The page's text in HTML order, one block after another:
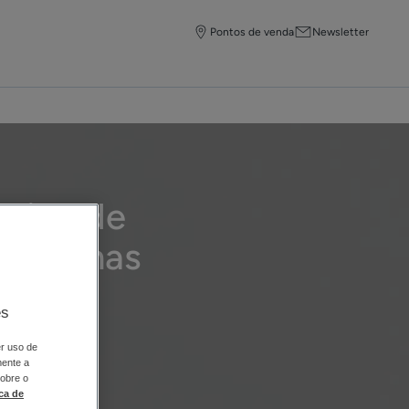
Pontos de venda Newsletter
de
nas
.
uso de
a
o
de